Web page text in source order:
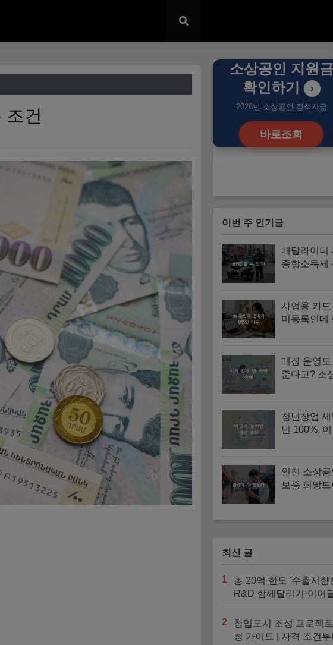
조건
소상공인 지원금
확인하기
›
2026년 소상공인 정책자금
바로조회
이번 주 인기글
배달라이더
종합소득세
사업용 카
미등록인데
매장 운영
준다고? 소
청년창업
년 100%,
인천 소상
보증 희망드
최신 글
1
총 20억 한도 '수출지향
R&D 함께달리기·이어
2
창업도시 조성 프로젝
청 가이드 | 자격 조건